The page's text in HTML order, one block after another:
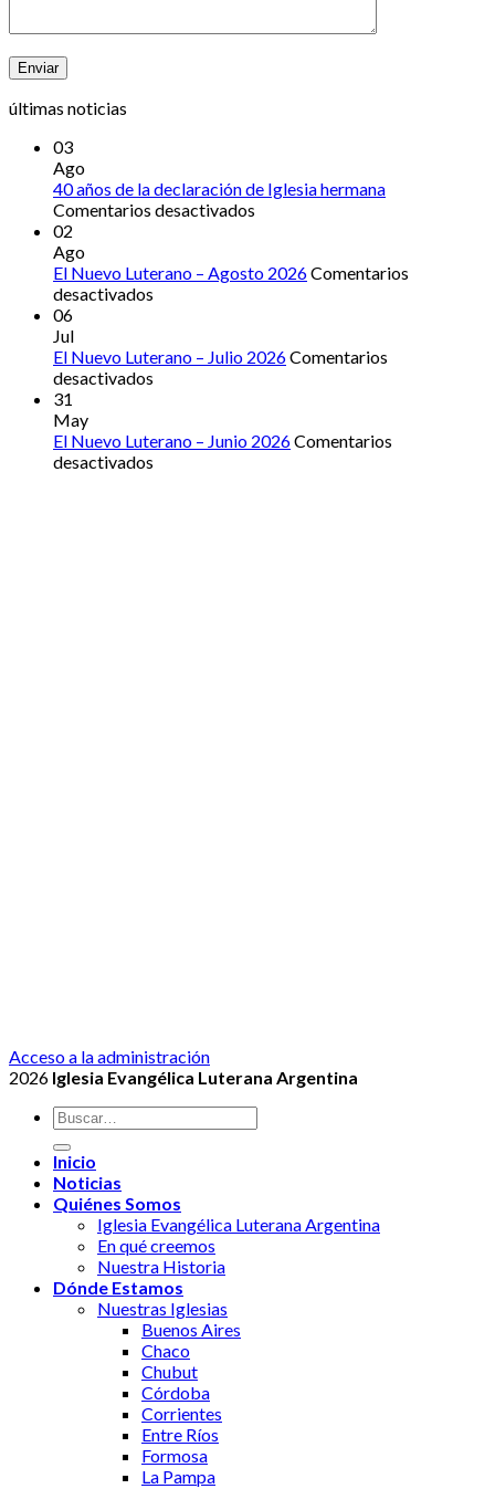
últimas noticias
03
Ago
40 años de la declaración de Iglesia hermana
Comentarios desactivados
de
Iglesia
02
Ago
El Nuevo Luterano – Agosto 2026Comentarios
desactivados
Luterano
06
Jul
El Nuevo Luterano – Julio 2026Comentarios
desactivados
Luterano
31
May
El Nuevo Luterano – Junio 2026Comentarios
desactivados
Acceso a la administración
2026 Iglesia Evangélica Luterana Argentina
Inicio
Noticias
Quiénes Somos
Iglesia Evangélica Luterana Argentina
En qué creemos
Nuestra Historia
Dónde Estamos
Nuestras Iglesias
Buenos Aires
Chaco
Chubut
Córdoba
Corrientes
Entre Ríos
Formosa
La Pampa